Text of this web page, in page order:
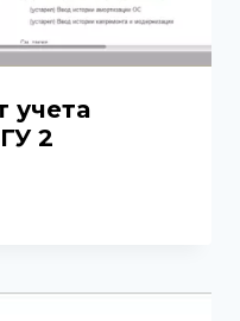
учета
2